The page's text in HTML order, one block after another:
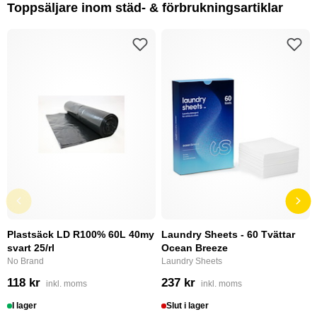
Toppsäljare inom städ- & förbrukningsartiklar
Plastsäck LD R100% 60L 40my
svart 25/rl
No Brand
118 kr inkl. moms
I lager
Laundry Sheets - 60 Tvättar
Ocean Breeze
Laundry Sheets
237 kr inkl. moms
Slut i lager